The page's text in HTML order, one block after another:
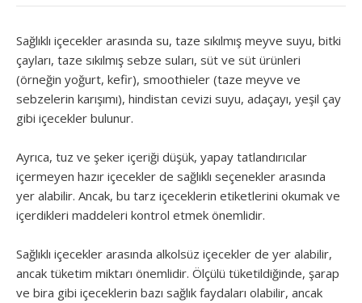
Sağlıklı içecekler arasında su, taze sıkılmış meyve suyu, bitki
çayları, taze sıkılmış sebze suları, süt ve süt ürünleri
(örneğin yoğurt, kefir), smoothieler (taze meyve ve
sebzelerin karışımı), hindistan cevizi suyu, adaçayı, yeşil çay
gibi içecekler bulunur.
Ayrıca, tuz ve şeker içeriği düşük, yapay tatlandırıcılar
içermeyen hazır içecekler de sağlıklı seçenekler arasında
yer alabilir. Ancak, bu tarz içeceklerin etiketlerini okumak ve
içerdikleri maddeleri kontrol etmek önemlidir.
Sağlıklı içecekler arasında alkolsüz içecekler de yer alabilir,
ancak tüketim miktarı önemlidir. Ölçülü tüketildiğinde, şarap
ve bira gibi içeceklerin bazı sağlık faydaları olabilir, ancak